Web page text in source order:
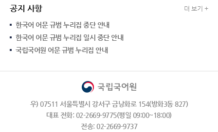
공지 사항 더 보기 +
한국어 어문 규범 누리집 중단 안내
한국어 어문 규범 누리집 일시 중단 안내
국립국어원 어문 규범 누리집 안내
우) 07511 서울특별시 강서구 금낭화로 154(방화3동 827)
대표 전화: 02-2669-9775(평일 09:00~18:00)
전송: 02-2669-9737